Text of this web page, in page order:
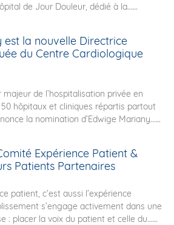
de Jour Douleur, dédié à la...
est la nouvelle Directrice
du Centre Cardiologique
de l’hospitalisation privée en
hôpitaux et cliniques répartis partout
la nomination d’Edwige Mariany...
Expérience Patient &
Patients Partenaires
patient, c’est aussi l’expérience
s’engage activement dans une
: placer la voix du patient et celle du...